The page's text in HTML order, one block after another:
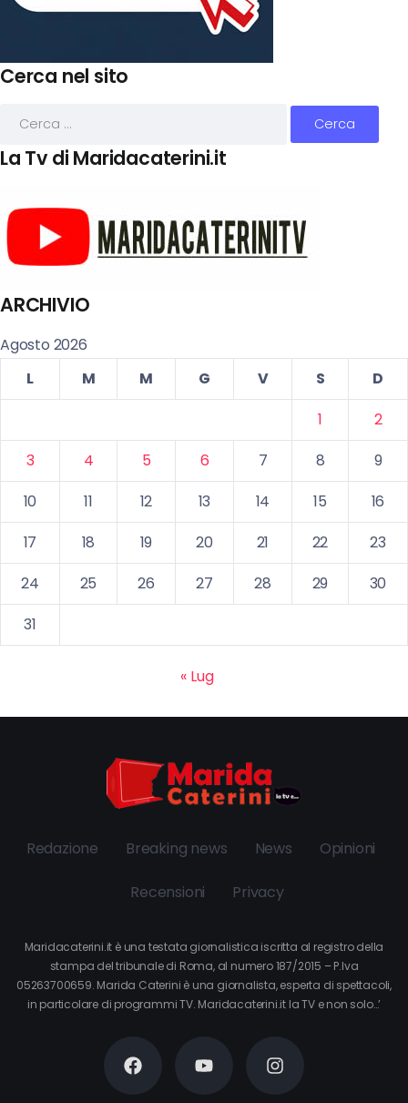
Cerca nel sito
La Tv di Maridacaterini.it
ARCHIVIO
Agosto 2026
L
M M G V S
D
1
2
3
4 5 6 7 8
9
10
11 12 13 14 15
16
17
18 19 20 21 22
23
24
25 26 27 28 29
30
31
« Lug
Redazione Breaking news News Opinioni
Recensioni Privacy
Maridacaterini.it è una testata giornalistica iscritta al registro della
stampa del tribunale di Roma, al numero 187/2015 – P.Iva
05263700659. Marida Caterini è una giornalista, esperta di spettacoli,
in particolare di programmi TV. Maridacaterini.it la TV e non solo…’